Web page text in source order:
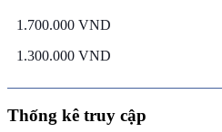
1.700.000 VND
1.300.000 VND
Thống kê truy cập